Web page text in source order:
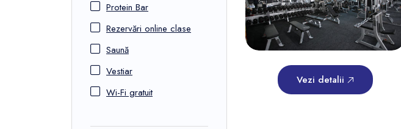
Protein Bar
Rezervări online clase
Saună
Vestiar
Wi-Fi gratuit
Vezi detalii